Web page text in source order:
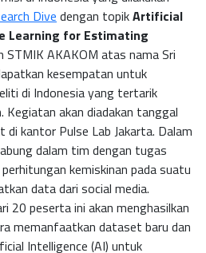
Dive dengan topikArtificial
Learning for Estimating
STMIK AKAKOM atas nama Sri
kesempatan untuk
di Indonesia yang tertarik
Kegiatan akan diadakan tanggal
kantor Pulse Lab Jakarta. Dalam
dalam tim dengan tugas
kemiskinan pada suatu
data dari social media.
20 peserta ini akan menghasilkan
memanfaatkan dataset baru dan
Intelligence (AI) untuk